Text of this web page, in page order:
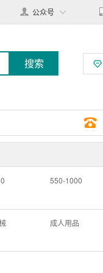
公众号
搜索
550-1000
成人用品